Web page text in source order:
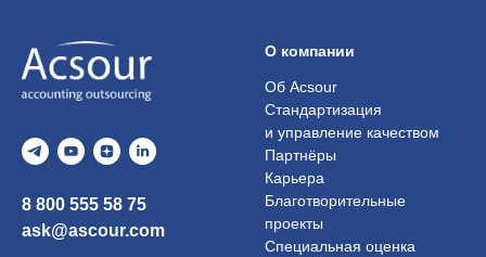
8 800 555 58 75
ask@ascour.com
О компании
Об Acsour
Стандартизация
и управление качеством
Партнёры
Карьера
Благотворительные
проекты
Специальная оценка